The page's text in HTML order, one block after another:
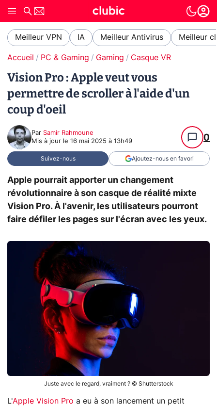
Meilleur VPN IA Meilleur Antivirus Meilleur
Accueil PC & Gaming Gaming Casque VR
Vision Pro : Apple veut vous
permettre de scroller à l'aide d'un
coup d'oeil
Par Samir Rahmoune
Mis à jour le 16 mai 2025 à 13h49 0
Suivez-nous Ajoutez-nous en favori
Apple pourrait apporter un changement
révolutionnaire à son casque de réalité mixte
Vision Pro. À l'avenir, les utilisateurs pourront
faire défiler les pages sur l'écran avec les yeux.
Juste avec le regard, vraiment ? © Shutterstock
L'Apple Vision Pro a eu à son lancement un petit